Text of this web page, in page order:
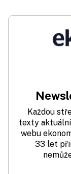
Každou
texty
webu
33 let